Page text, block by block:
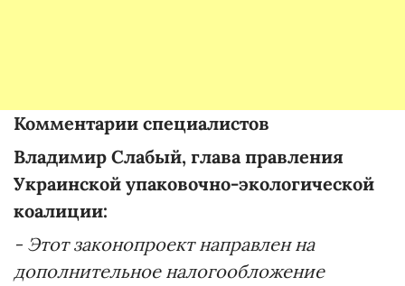
Комментарии специалистов
Владимир Слабый, глава правления
Украинской упаковочно-экологической
коалиции:
- Этот законопроект направлен на
дополнительное налогообложение